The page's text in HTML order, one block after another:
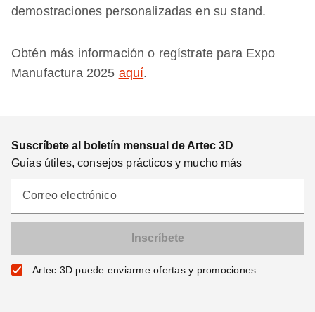
demostraciones personalizadas en su stand.
Obtén más información o regístrate para Expo
Manufactura 2025 aquí.
Suscríbete al boletín mensual de Artec 3D
Guías útiles, consejos prácticos y mucho más
Correo electrónico
Artec 3D puede enviarme ofertas y promociones